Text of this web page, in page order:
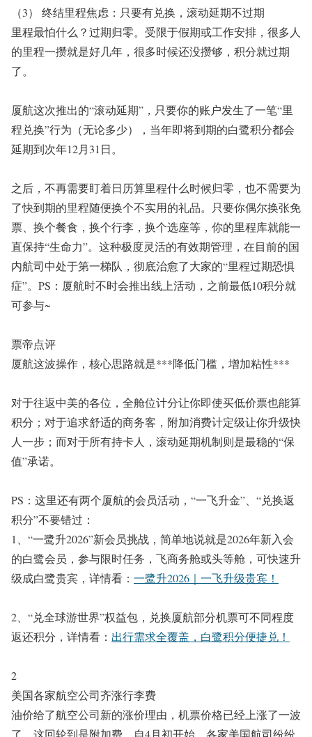
（3） 终结里程焦虑：只要有兑换， 滚动延期不过期
里程最怕什么？过期归零。 受限于假期或工作安排， 很多人
的里程一攒就是好几年， 很多时候还没攒够，积分就过期
了。
厦航这次推出的“滚动延期” ， 只要你的账户发生了一笔“里
程兑换”行为（无论多少） ， 当年即将到期的白鹭积分都会
延期到次年12月31 日。
之后，不再需要盯着日历算里程什么时候归零，也不需要为
了快到期的里程随便换个不实用的礼品。只要你偶尔换张免
票、 换个餐食，换个行李，换个选座等 ，你的里程库就能一
直保持“生命力”。这种极度灵活的有效期管理，在目前的国
内航司中处于第一梯队，彻底治愈了大家的“里程过期恐惧
症”。 PS ： 厦航时不时会推出线上活动， 之前最低10积分就
可参与~
票帝点评
厦航这波操作，核心思路就是***降低门槛，增加粘性***
对于往返中美的各位 ，全舱位计分让你即使买低价票也能算
积分；对于追求舒适的商务客，附加消费计定级让你升级快
人一步；而对于所有持卡人，滚动延期机制则是最稳的“保
值”承诺。
PS ： 这里还有两个厦航的会员活动 ， “一飞升金”、“兑换返
积分”不要错过 ：
1、 “一鹭升2026”新会员挑战， 简单地说就是2026年新入会
的白鹭会员，参与限时任务，飞商务舱或头等舱，可快速升
级成白鹭贵宾 ，详情看 ： 一鹭升2026｜一飞升级贵宾！
2 “兑全球游世界”权益包 ，兑换厦航部分机票可不同程度
返还积分，详情看 ： 出行需求全覆盖，白鹭积分便捷兑！
2
美国各家航空公司齐涨行李费
油价给了航空公司新的涨价理由，机票价格已经上涨了一波
了，这回轮到是附加费。自4月初开始，各家美国航司纷纷